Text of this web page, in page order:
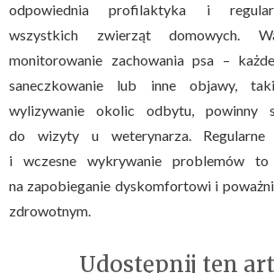
odpowiednia profilaktyka i
wszystkich zwierząt domowych.
monitorowanie zachowania psa –
saneczkowanie lub inne objawy,
wylizywanie okolic odbytu, powinny
do wizyty u weterynarza.
i wczesne wykrywanie problemów to
na zapobieganie dyskomfortowi i
zdrowotnym.
Udostępnij ten